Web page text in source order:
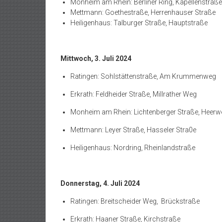
Monheim am Rhein: Berliner Ring, Kapellenstraße
Mettmann: Goethestraße, Herrenhauser Straße
Heiligenhaus: Talburger Straße, Hauptstraße
Mittwoch, 3. Juli 2024
Ratingen: Sohlstättenstraße, Am Krummenweg
Erkrath: Feldheider Straße, Millrather Weg
Monheim am Rhein: Lichtenberger Straße,
Mettmann: Leyer Straße, Hasseler Stra0e
Heiligenhaus: Nordring, Rheinlandstraße
Donnerstag, 4. Juli 2024
Ratingen: Breitscheider Weg, Brückstraße
Erkrath: Haaner Straße, Kirchstraße